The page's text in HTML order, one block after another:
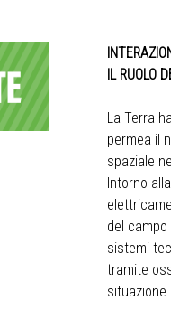
IL RUOLO
La Terra
permea il
spaziale
Intorno
del
sistemi
tramite